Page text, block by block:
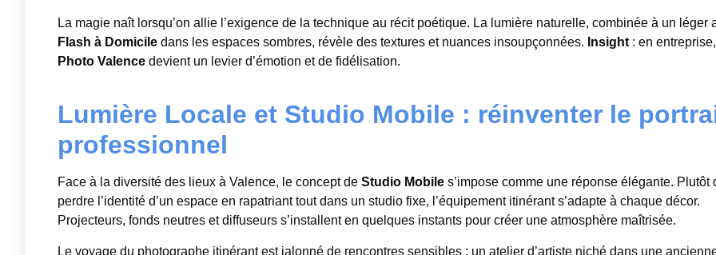
La magie naît lorsqu’on allie l’exigence de la technique au récit poétique. La lumière naturelle, combinée à un léger
Flash à Domicile dans les espaces sombres, révèle des textures et nuances insoupçonnées. Insight : en
Photo Valence devient un levier d’émotion et de fidélisation.
Lumière Locale et Studio Mobile : réinventer le
professionnel
Face à la diversité des lieux à Valence, le concept de Studio Mobile s’impose comme une réponse élégante. Plutôt
perdre l’identité d’un espace en rapatriant tout dans un studio fixe, l’équipement itinérant s’adapte à chaque décor.
Projecteurs, fonds neutres et diffuseurs s’installent en quelques instants pour créer une atmosphère maîtrisée.
Le voyage du photographe itinérant est jalonné de rencontres sensibles : un atelier d’artiste niché dans une